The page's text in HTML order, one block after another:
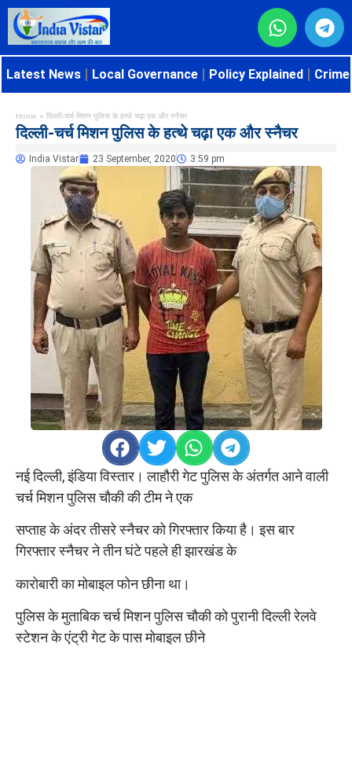
Latest News Local Governance Policy Explained
Home » दिल्ली-चर्च मिशन पुलिस के हत्थे चढ़ा एक और स्नैचर
दिल्ली-चर्च मिशन पुलिस के हत्थे चढ़ा एक और स्नैचर
India Vistar 23 September, 2020 3:59 pm
नई दिल्ली, इंडिया विस्तार। लाहौरी गेट पुलिस के अंतर्गत आने वाली
चर्च मिशन पुलिस चौकी की टीम ने एक
सप्ताह के अंदर तीसरे स्नैचर को गिरफ्तार किया है। इस बार
गिरफ्तार स्नैचर ने तीन घंटे पहले ही झारखंड के
कारोबारी का मोबाइल फोन छीना था।
पुलिस के मुताबिक चर्च मिशन पुलिस चौकी को पुरानी दिल्ली रेलवे
स्टेशन के एंट्री गेट के पास मोबाइल छीने